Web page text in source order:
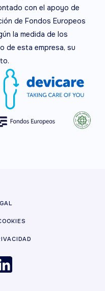
con el apoyo de
de Fondos Europeos
la medida de los
de esta empresa, su